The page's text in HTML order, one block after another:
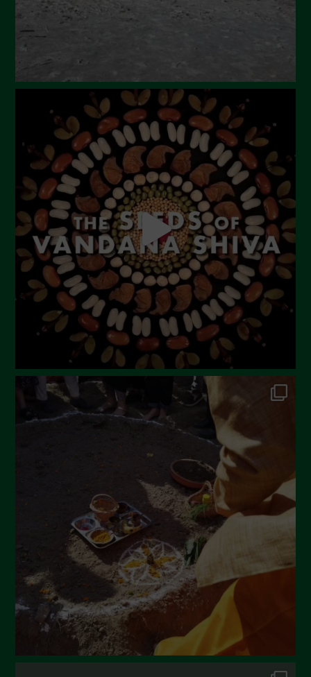
Febbraio 2024
Ottobre 2023
Settembre 2023
Agosto 2023
Luglio 2023
Giugno 2023
Maggio 2023
Aprile 2023
Marzo 2023
Febbraio 2023
Dicembre 2022
Novembre 2022
Ottobre 2022
Settembre 2022
Aprile 2022
Marzo 2022
Febbraio 2022
Gennaio 2022
Dicembre 2021
Novembre 2021